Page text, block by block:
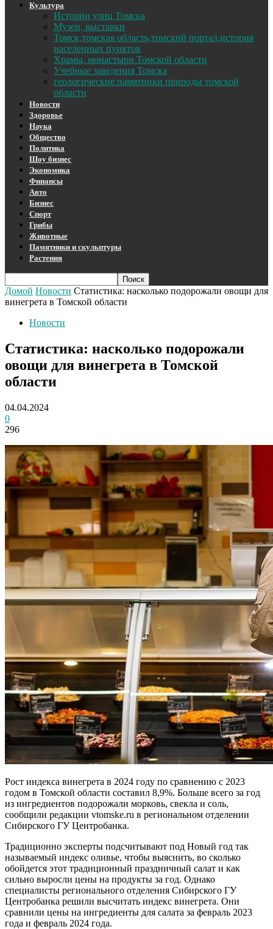
Культура
Истории улиц Томска
Музеи, выставки
Томск,томская область,томский портал,история
населенных пунктов
Храмы, монастыри Томской области
Учебные заведения Томска
геологические памятники природы томской
области
Новости
Здоровье
Наука
Общество
Политика
Шоу бизнес
Экономика
Финансы
Авто
Бизнес
Спорт
Грибы
Животные
Памятники и скульптуры
Растения
Домой Новости Статистика: насколько подорожали овощи для
винегрета в Томской области
Новости
Статистика: насколько подорожали
овощи для винегрета в Томской
области
04.04.2024
0
296
Рост индекса винегрета в 2024 году по сравнению с 2023
годом в Томской области составил 8,9%. Больше всего за год
из ингредиентов подорожали морковь, свекла и соль,
сообщили редакции vtomske.ru в региональном отделении
Сибирского ГУ Центробанка.
Традиционно эксперты подсчитывают под Новый год так
называемый индекс оливье, чтобы выяснить, во сколько
обойдется этот традиционный праздничный салат и как
сильно выросли цены на продукты за год. Однако
специалисты регионального отделения Сибирского ГУ
Центробанка решили высчитать индекс винегрета. Они
сравнили цены на ингредиенты для салата за февраль 2023
года и февраль 2024 года.